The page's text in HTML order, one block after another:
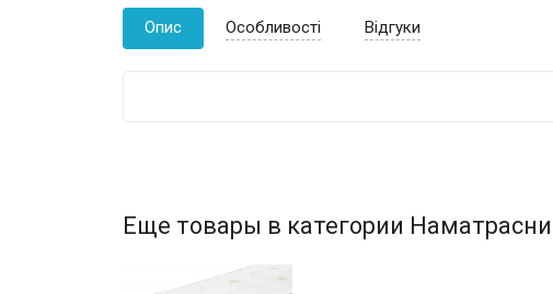
Опис Особливості Відгуки
Еще товары в категории